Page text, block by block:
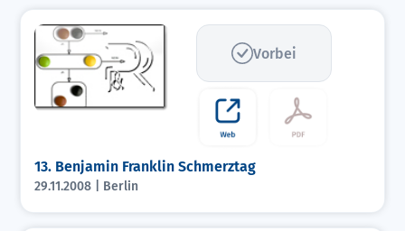
Vorbei
13. Benjamin Franklin Schmerztag
29.11.2008 | Berlin